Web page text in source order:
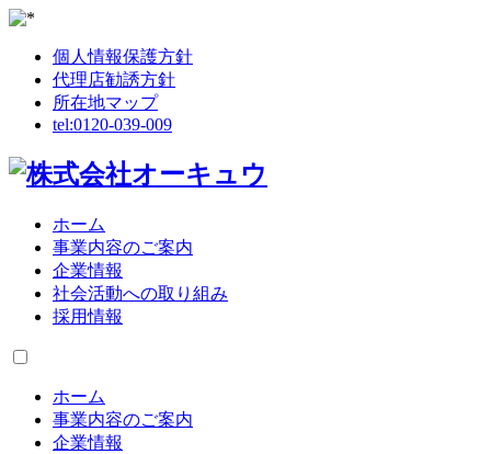
個人情報保護方針
代理店勧誘方針
所在地マップ
tel:0120-039-009
ホーム
事業内容のご案内
企業情報
社会活動への取り組み
採用情報
ホーム
事業内容のご案内
企業情報